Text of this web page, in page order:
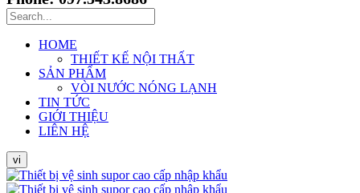
HOME
THIẾT KẾ NỘI THẤT
SẢN PHẨM
VÒI NƯỚC NÓNG LẠNH
TIN TỨC
GIỚI THIỆU
LIÊN HỆ
vi